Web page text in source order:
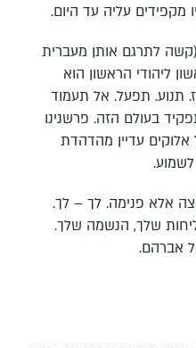
עליה עד היום.
(קשה לתרגם אותן מעברית
ליהודי הראשון הוא
תנוע. תפעל. אל תעמוד
בעולם הזה. פרשנינו
עדיין מהדהדת
לשמוע.
אלא פנימה. לך – לך.
שלך, הנשמה שלך.
אברהם.